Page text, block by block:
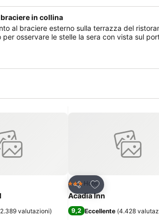
in collina
al braciere esterno sulla terrazza del
osservare le stelle la sera con vista sul
ai preferiti
2.389 valutazioni)
Condividi
Aggiungi ai
3 StelleHotel
Acadia Inn
9,2 Eccellente (4.428